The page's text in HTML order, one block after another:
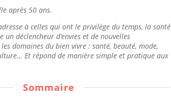
après 50 ans.
à celles qui ont le privilège du temps, la santé
déclencheur d’envies et de nouvelles
domaines du bien vivre : santé, beauté, mode,
Et répond de manière simple et pratique aux
Sommaire